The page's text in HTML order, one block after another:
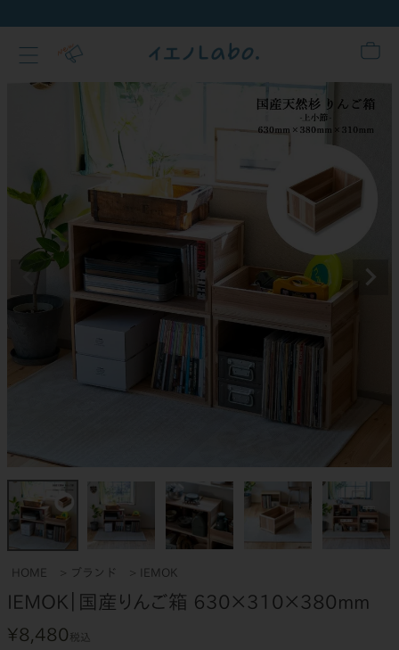
HOME ブランド IEMOK
IEMOK｜国産りんご箱 630×310×380mm
¥8,480 税込